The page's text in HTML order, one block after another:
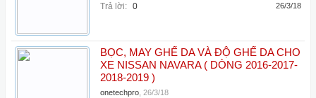
Trả lời: 0 26/3/18
BỌC, MAY GHẾ DA VÀ ĐỘ GHẾ DA CHO
XE NISSAN NAVARA ( DÒNG 2016-2017-
2018-2019 )
onetechpro 26/3/18